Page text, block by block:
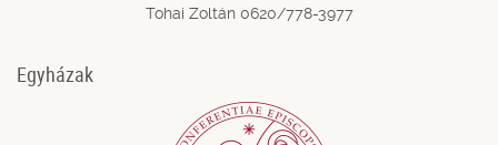
Tohai Zoltán 0620/778-3977
Egyházak